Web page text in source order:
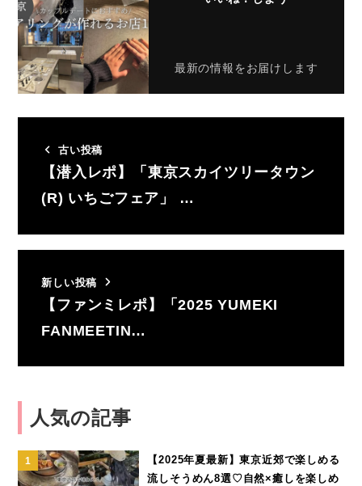
最新の情報をお届けします
古い投稿
【潜入レポ】「東京スカイツリータウン
(R) いちごフェア」 …
新しい投稿
【ファンミレポ】「2025 YUMEKI
FANMEETIN…
人気の記事
【2025年夏最新】東京近郊で楽しめる
流しそうめん8選♡自然×癒しを楽しめ